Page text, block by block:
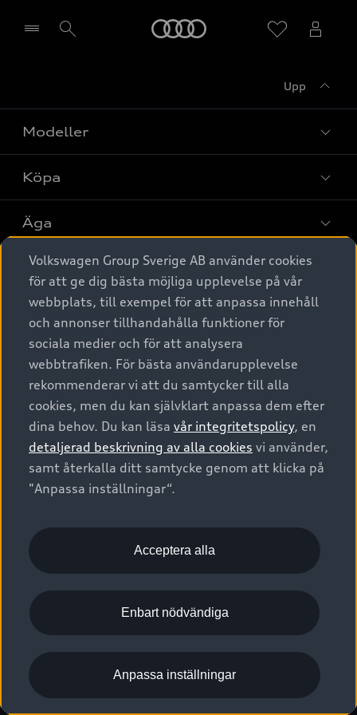
Upp
Modeller
Alla modeller
Elbilar
A6 modellerna
SUV
Avant
Audi Sport
Köpa
Privaterbjudanden
Privatleasing
Nya bilar i lager
Begagnade bilar i lager
Audi approved :plus - så gott som nya
Finansiering
Audi exclusive
Provkörning
Äga
Service & tillbehör
Audi digital services
Originaltillbehör - köp online
Garantier
Försäkring
Digitala manualer för din Audi
Audi Collection – livsstilsartiklar
Vanliga frågor
2G/3G nätet stängs ned - Hur påverkas min bil av detta?
Tjänstebil
Tjänstebil
Business lease online
Företagsleasing
Om Audi Sverige
Kontakta oss
Audi Återförsäljare/-serviceverkstad
myAudi
Pressmeddelanden
Nyhetsbrev
Vårt hållbarhetsarbete
Lediga tjänster huvudkontor
Lediga tjänster hos Audi Återförsäljare
Kommentar till mediauppgifter om dataläcka
© 2026 AUDI SVERIGE. All Rights Reserved.
Utgivare Juridiskt
Juridiskt Audi AG
Juridiskt Audi Digital Giveaway
Anpassa inställningar för cookies
Visselblåsarkanaler
Volkswagen Group Sverige AB använder cookies
för att ge dig bästa möjliga upplevelse på vår
webbplats, till exempel för att anpassa innehåll
och annonser tillhandahålla funktioner för
sociala medier och för att analysera
webbtrafiken. För bästa användarupplevelse
rekommenderar vi att du samtycker till alla
cookies, men du kan självklart anpassa dem efter
dina behov. Du kan läsa vår integritetspolicy, en
detaljerad beskrivning av alla cookies vi använder,
samt återkalla ditt samtycke genom att klicka på
"Anpassa inställningar“.
Acceptera alla
Enbart nödvändiga
Anpassa inställningar